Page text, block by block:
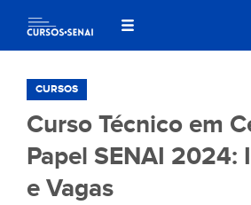
CURSOS
Curso Técnico em
Papel SENAI 2024:
e Vagas